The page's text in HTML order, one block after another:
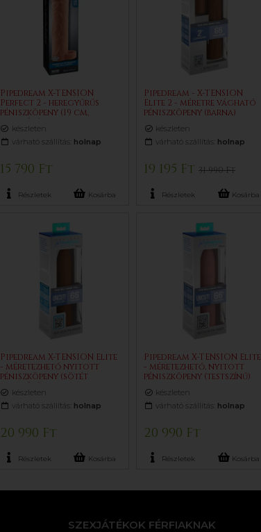
Pipedream X-TENSION
Perfect 2 - heregyűrűs
péniszköpeny (19 cm,
testszínű)
készleten
várható szállítás: holnap
15 790 Ft
Részletek Kosárba
Pipedream - X-TENSION
Elite 2 - méretre vágható
péniszköpeny (barna)
készleten
várható szállítás: holnap
19 195 Ft31 990 Ft
Részletek Kosárba
Pipedream X-TENSION Elite
- méretezhető nyitott
péniszköpeny (sötét
testszínű)
készleten
várható szállítás: holnap
20 990 Ft
Részletek Kosárba
Pipedream X-TENSION Elite
- méretezhető, nyitott
péniszköpeny (testszínű)
készleten
várható szállítás: holnap
20 990 Ft
Részletek Kosárba
SZEXJÁTÉKOK FÉRFIAKNAK